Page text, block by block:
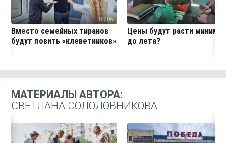
206
Вместо семейных тиранов
будут ловить «клеветников»
Цены будут расти
до лета?
МАТЕРИАЛЫ АВТОРА:
СВЕТЛАНА СОЛОДОВНИКОВА